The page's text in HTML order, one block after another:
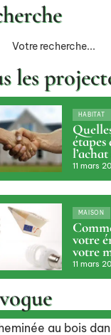
les
HABITAT
étapes
11 mars
MAISON
votre
votre
11 mars